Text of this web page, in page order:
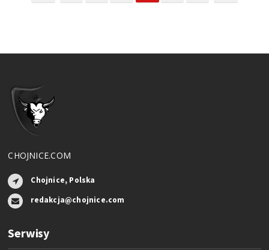
CHOJNICE.COM
Chojnice, Polska
redakcja@chojnice.com
Serwisy